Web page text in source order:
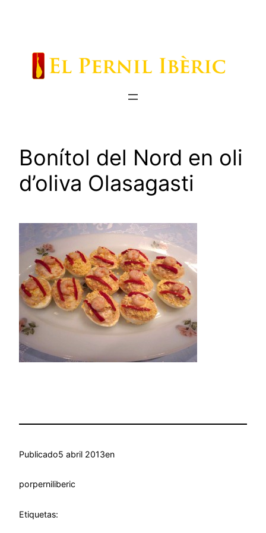
Bonítol del Nord en oli
d’oliva Olasagasti
Publicado5 abril 2013en
porperniliberic
Etiquetas: